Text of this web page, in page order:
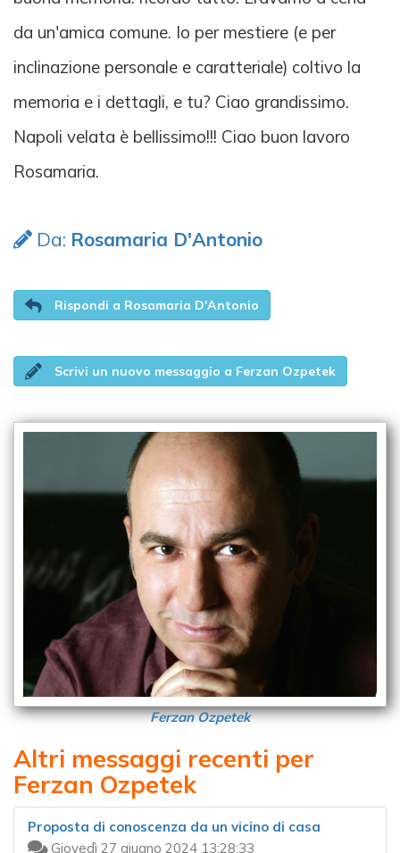
da un'amica comune. Io per mestiere (e per
inclinazione personale e caratteriale) coltivo la
memoria e i dettagli, e tu? Ciao grandissimo.
Napoli velata è bellissimo!!! Ciao buon lavoro
Rosamaria.
Da: Rosamaria D'Antonio
Rispondi a Rosamaria D'Antonio
Scrivi un nuovo messaggio a Ferzan Ozpetek
Ferzan Ozpetek
Altri messaggi recenti per
Ferzan Ozpetek
Proposta di conoscenza da un vicino di casa
Giovedì 27 giugno 2024 13:28:33